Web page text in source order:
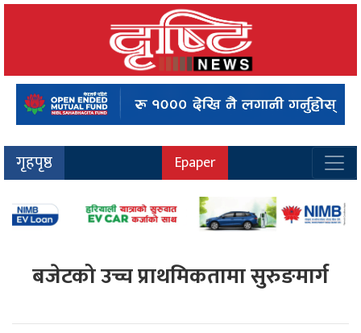
गृहपृष्ठ Epaper
बजेटको उच्च प्राथमिकतामा सुरुङमार्ग